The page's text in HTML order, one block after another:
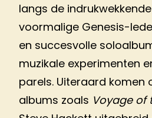
langs de
voormalige Genesis-
en succesvolle
muzikale experimenten
parels. Uiteraard komen
albums zoals Voyage of